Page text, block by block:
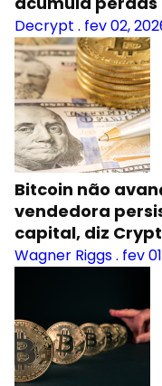
Decrypt . fev 02,
Bitcoin não
vendedora
capital, diz
Wagner Riggs. fev